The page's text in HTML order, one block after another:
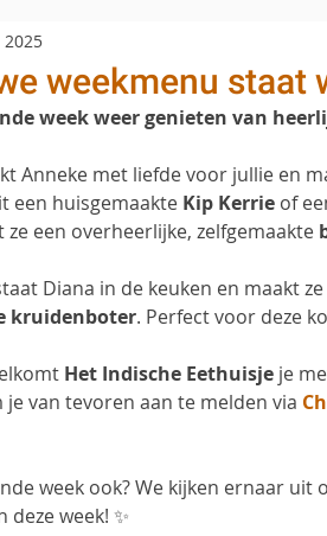
weekmenu staat
week weer genieten van
Anneke met liefde voor jullie en
een huisgemaakte Kip Kerrie of
een overheerlijke, zelfgemaakte
Diana in de keuken en maakt
kruidenboter. Perfect voor deze
Het Indische Eethuisje je
van tevoren aan te melden via
week ook? We kijken ernaar
deze week! ✨